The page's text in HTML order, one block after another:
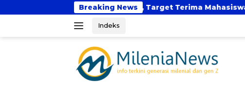
ke
Breaking News
Target Terima Mahasiswa Baru Tahun Ini
Indeks